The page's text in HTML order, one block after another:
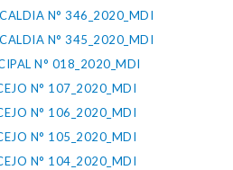
N° 346_2020_MDI
N° 345_2020_MDI
N° 018_2020_MDI
N° 107_2020_MDI
N° 106_2020_MDI
N° 105_2020_MDI
N° 104_2020_MDI